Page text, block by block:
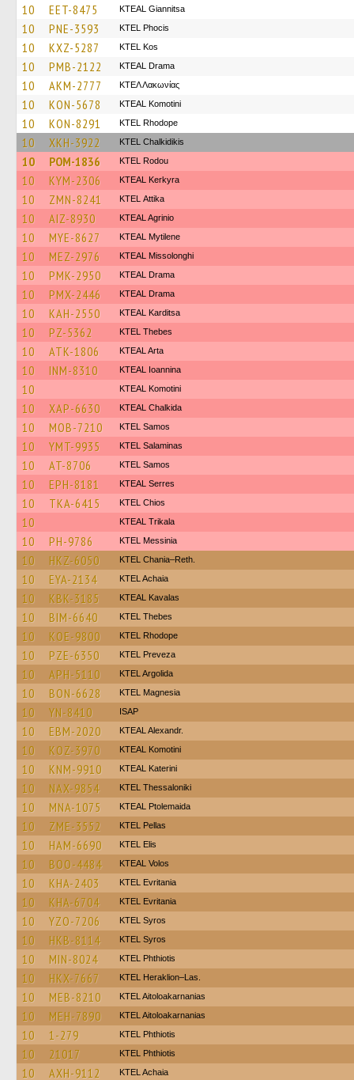
10 EET-8475 KTEAL Giannitsa
10 PNE-3593 ΚΤΕL Phocis
10 KXZ-5287 KTEL Kos
10 PMB-2122 KTEAL Drama
10 AKM-2777 ΚΤΕΛ Λακωνίας
10 KON-5678 KTEAL Komotini
10 KON-8291 KTEL Rhodope
10 XKH-3922 ΚΤΕL Chalkidikis
10 POM-1836 ΚΤΕL Rodou
10 KYM-2306 KTEAL Kerkyra
10 ZMN-8241 KΤΕL Αttika
10 AIZ-8930 KTEAL Agrinio
10 MYE-8627 KTEAL Mytilene
10 MEZ-2976 KTEAL Missolonghi
10 PMK-2950 KTEAL Drama
10 PMX-2446 KTEAL Drama
10 KAH-2550 KTEAL Karditsa
10 PZ-5362 KTEL Thebes
10 ATK-1806 KTEAL Arta
10 INM-8310 KTEAL Ioannina
10 KTEAL Komotini
10 XAP-6630 KTEAL Chalkida
10 MOB-7210 KTEL Samos
10 YMT-9935 KTEL Salaminas
10 AT-8706 KTEL Samos
10 EPH-8181 KTEAL Serres
10 TKA-6415 KTEL Chios
10 KTEAL Trikala
10 PH-9786 KTEL Messinia
10 HKZ-6050 KTEL Chania–Reth.
10 EYA-2134 KTEL Achaia
10 KBK-3185 KTEAL Kavalas
10 BIM-6640 KTEL Thebes
10 KOE-9800 KTEL Rhodope
10 PZE-6350 KTEL Preveza
10 APH-5110 KTEL Argolida
10 BON-6628 ΚΤΕL Magnesia
10 YN-8410 ISAP
10 EBM-2020 KTEAL Alexandr.
10 KOZ-3970 KTEAL Komotini
10 KNM-9910 KTEAL Katerini
10 NAX-9854 KTEL Thessaloniki
10 MNA-1075 KTEAL Ptolemaida
10 ZME-3552 KTEL Pellas
10 HAM-6690 KTEL Elis
10 BOO-4484 KTEAL Volos
10 KHA-2403 ΚΤΕL Evritania
10 KHA-6704 ΚΤΕL Evritania
10 YZO-7206 KTEL Syros
10 HKB-8114 KTEL Syros
10 MIN-8024 ΚΤΕL Phthiotis
10 HKX-7667 KTEL Heraklion–Las.
10 MEB-8210 KTEL Aitoloakarnanias
10 MEH-7890 KTEL Aitoloakarnanias
10 1-279 ΚΤΕL Phthiotis
10 21017 ΚΤΕL Phthiotis
10 AXH-9112 KTEL Achaia